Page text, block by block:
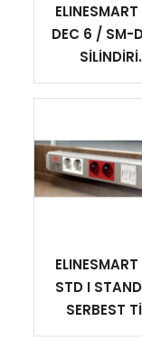
DEC 6 / SM-
STD I
SERBEST